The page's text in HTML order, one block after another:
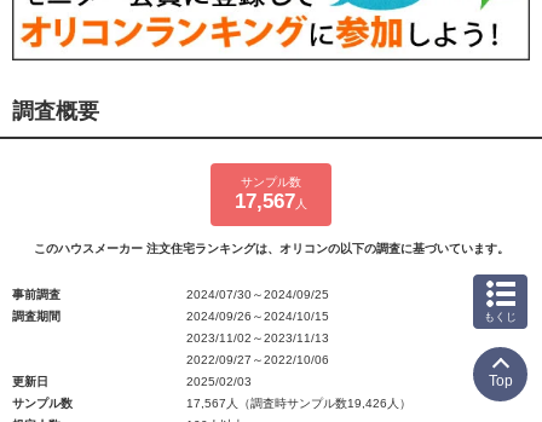
調査概要
サンプル数
17,567 人
このハウスメーカー 注文住宅ランキングは、オリコンの以下の調査に基づいています。
事前調査
2024/07/30～2024/09/25
調査期間
2024/09/26～2024/10/15
2023/11/02～2023/11/13
2022/09/27～2022/10/06
更新日
2025/02/03
サンプル数
17,567人（調査時サンプル数19,426人）
もくじ
Top